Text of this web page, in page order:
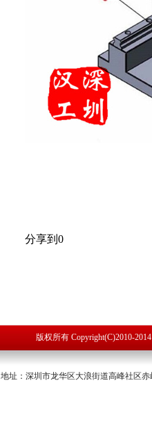
分享到 0
版权所有 Copyright(C)2010-
地址：深圳市龙华区大浪街道高峰社区